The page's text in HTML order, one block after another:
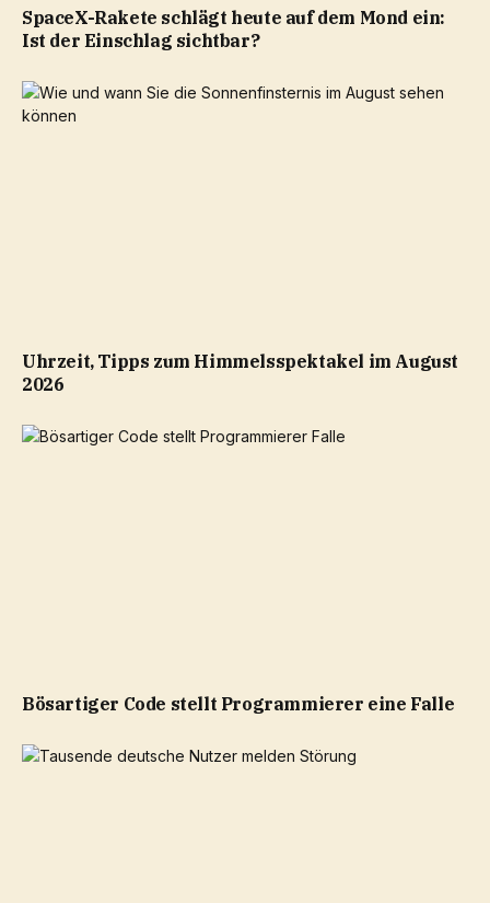
SpaceX-Rakete schlägt heute auf dem Mond ein:
Ist der Einschlag sichtbar?
Uhrzeit, Tipps zum Himmelsspektakel im August
2026
Bösartiger Code stellt Programmierer eine Falle